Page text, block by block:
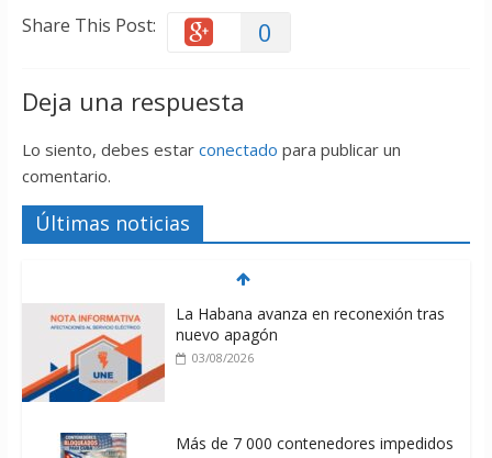
Share This Post: 0
Deja una respuesta
Lo siento, debes estar conectado para publicar un
comentario.
Últimas noticias
La Habana avanza en reconexión tras
nuevo apagón
03/08/2026
Más de 7 000 contenedores impedidos